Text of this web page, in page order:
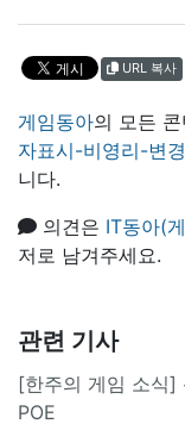
URL 복사
게임동아의 모든
자표시-비영리-변
니다.
의견은 IT동아(
저로 남겨주세요.
관련 기사
[한주의 게임 소식]
POE